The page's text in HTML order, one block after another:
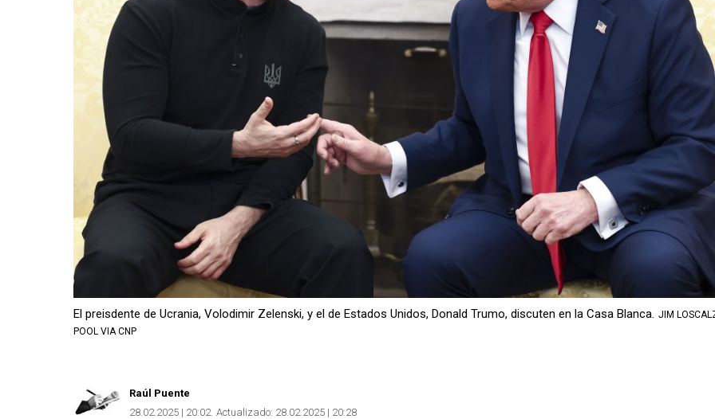
El preisdente de Ucrania, Volodimir Zelenski, y el de Estados Unidos, Donald Trumo, discuten en la Casa Blanca. JIM
POOL VIA CNP
Raúl Puente
28.02.2025 | 20:02 Actualizado: 28.02.2025 | 20:28